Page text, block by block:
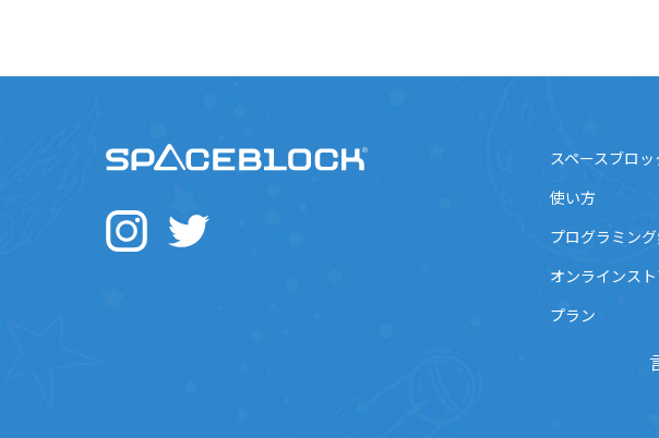
スペースブロ
使い方
プログラミン
オンラインス
プラン